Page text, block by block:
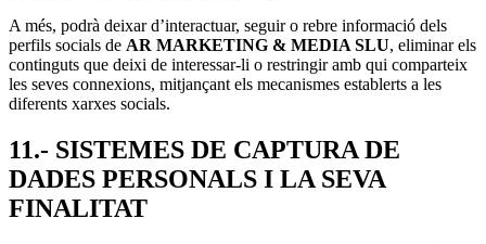
A més, podrà deixar d’interactuar, seguir o rebre informació dels
perfils socials de AR MARKETING & MEDIA SLU, eliminar els
continguts que deixi de interessar-li o restringir amb qui comparteix
les seves connexions, mitjançant els mecanismes establerts a les
diferents xarxes socials.
11.- SISTEMES DE CAPTURA DE
DADES PERSONALS I LA SEVA
FINALITAT